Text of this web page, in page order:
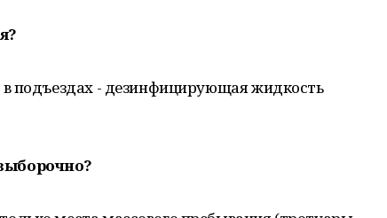
в подъездах - дезинфицирующая жидкость